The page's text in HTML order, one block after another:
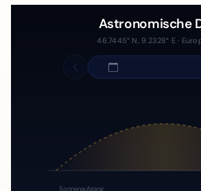
Astronomische
46.7445° N, 9.2328° E ·
Sonnenaufgang